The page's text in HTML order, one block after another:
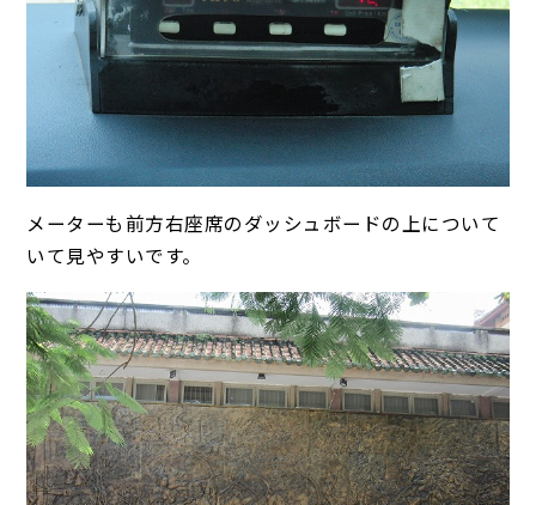
メーターも前方右座席のダッシュボードの上について
いて見やすいです。